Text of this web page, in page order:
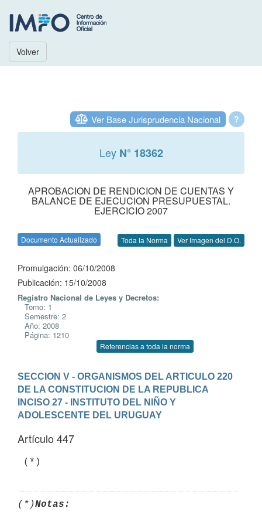
Volver
?
Ver Base Jurisprudencia Nacional
Ley N° 18362
APROBACION DE RENDICION DE CUENTAS Y
BALANCE DE EJECUCION PRESUPUESTAL.
EJERCICIO 2007
Documento Actualizado Toda la Norma Ver Imagen del D.O.
Promulgación: 06/10/2008
Publicación: 15/10/2008
Registro Nacional de Leyes y Decretos:
Tomo: 1
Semestre: 2
Año: 2008
Página: 1210
Referencias a toda la norma
SECCION V - ORGANISMOS DEL ARTICULO 220
DE LA CONSTITUCION DE LA REPUBLICA
INCISO 27 - INSTITUTO DEL NIÑO Y
ADOLESCENTE DEL URUGUAY
Artículo 447
(*)
(*)Notas: